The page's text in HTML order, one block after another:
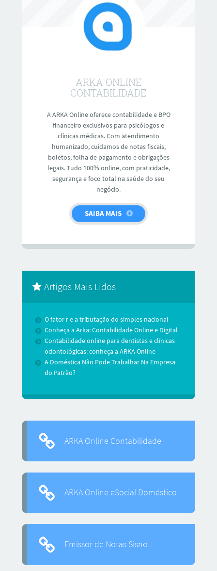
ARKA ONLINE
CONTABILIDADE
A ARKA Online oferece contabilidade e BPO
financeiro exclusivos para psicólogos e
clínicas médicas. Com atendimento
humanizado, cuidamos de notas fiscais,
boletos, folha de pagamento e obrigações
legais. Tudo 100% online, com praticidade,
segurança e foco total na saúde do seu
negócio.
SAIBA MAIS
Artigos Mais Lidos
O fator r e a tributação do simples nacional
Conheça a Arka: Contabilidade Online e Digital
Contabilidade online para dentistas e clínicas
odontológicas: conheça a ARKA Online
A Doméstica Não Pode Trabalhar Na Empresa
do Patrão?
ARKA Online Contabilidade
ARKA Online eSocial Doméstico
Emissor de Notas Sisno